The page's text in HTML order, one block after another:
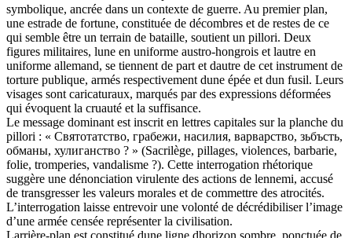
symbolique, ancrée dans un contexte de guerre. Au premier plan,
une estrade de fortune, constituée de décombres et de restes de ce
qui semble être un terrain de bataille, soutient un pillori. Deux
figures militaires, lune en uniforme austro-hongrois et lautre en
uniforme allemand, se tiennent de part et dautre de cet instrument de
torture publique, armés respectivement dune épée et dun fusil. Leurs
visages sont caricaturaux, marqués par des expressions déformées
qui évoquent la cruauté et la suffisance.
Le message dominant est inscrit en lettres capitales sur la planche du
pillori : « Святотатство, грабежи, насилия, варварство, зьбъсть,
обманы, хулиганство ? » (Sacrilège, pillages, violences, barbarie,
folie, tromperies, vandalisme ?). Cette interrogation rhétorique
suggère une dénonciation virulente des actions de lennemi, accusé
de transgresser les valeurs morales et de commettre des atrocités.
L’interrogation laisse entrevoir une volonté de décrédibiliser l’image
d’une armée censée représenter la civilisation.
Larrière-plan est constitué dune ligne dhorizon sombre, ponctuée de